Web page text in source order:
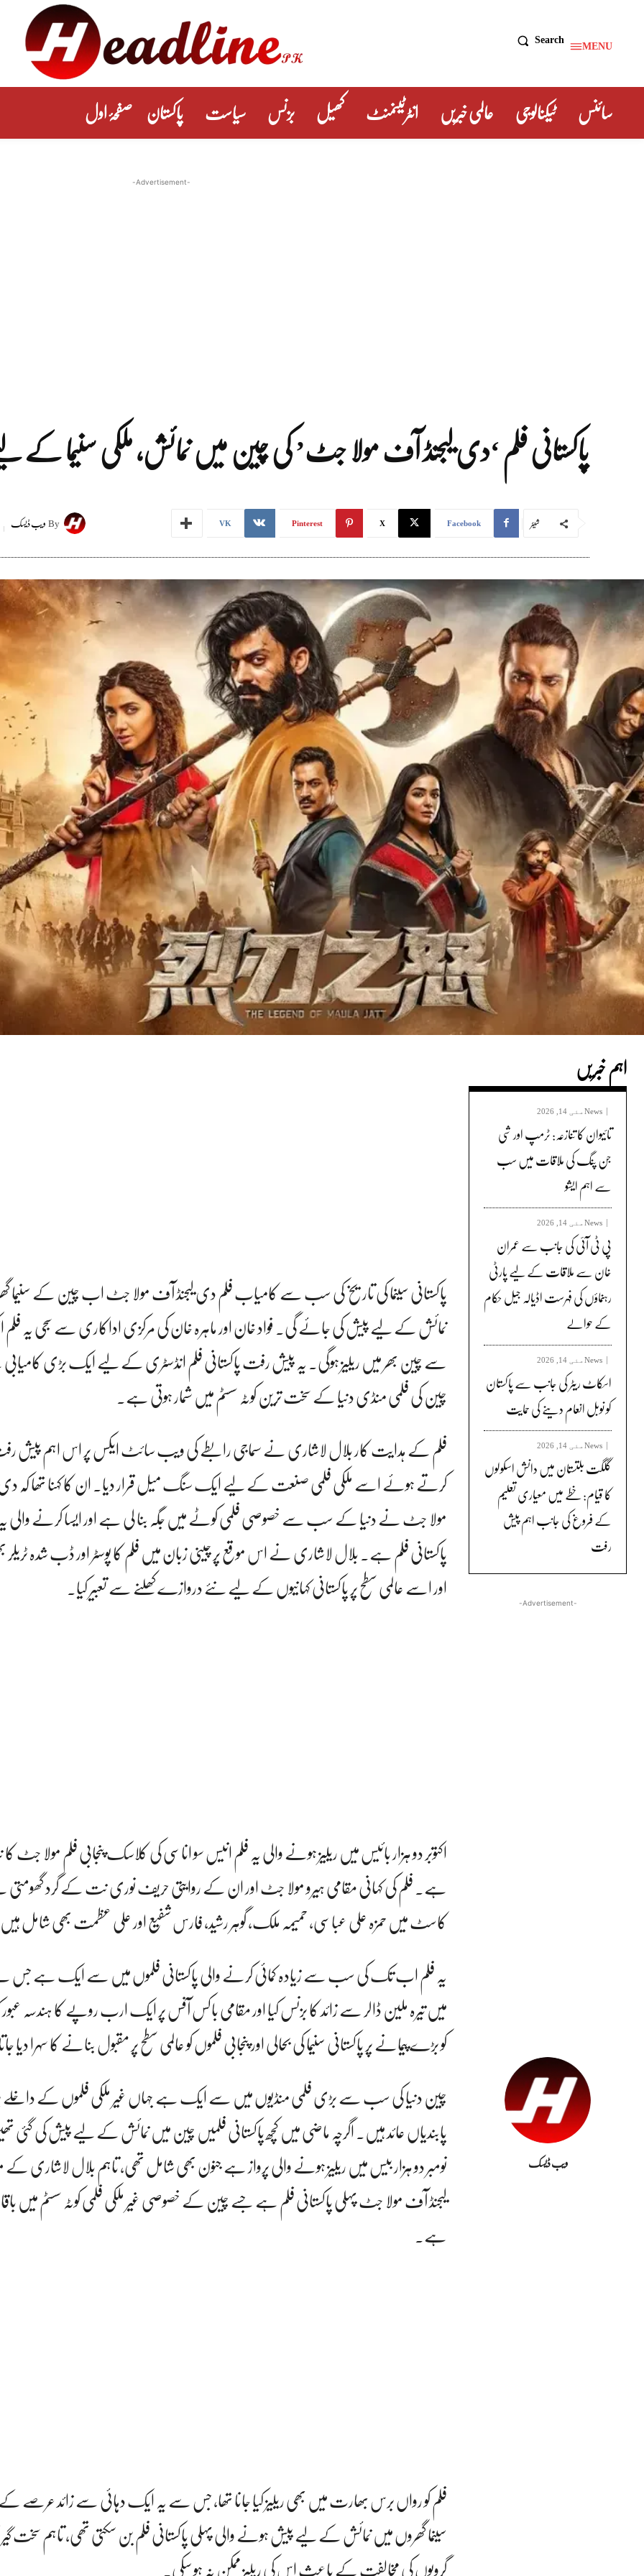
MENU
Search
سائنس ٹیکنالوجی عالمی خبریں انٹرٹینمنٹ کھیل بزنس سیاست پاکستان صفحۂ اول
-Advertisement-
پاکستانی فلم ‘دی لیجنڈ آف مولا جٹ’ کی چین میں نمائش، ملکی سنیما کے
Byویب ڈیسک شیئر Facebook
X
Pinterest
VK
پاکستانی سینما کی تاریخ کی سب سے کامیاب فلم دی لیجنڈ آف مولا جٹ اب چین کے سنیما
نمائش کے لیے پیش کی جائے گی۔ فواد خان اور ماہرہ خان کی مرکزی اداکاری سے سجی یہ
سے چین بھر میں ریلیز ہوگی۔ یہ پیش رفت پاکستانی فلم انڈسٹری کے لیے ایک بڑی
چین کی فلمی منڈی دنیا کے سخت ترین کوٹہ سسٹم میں شمار ہوتی ہے۔
فلم کے ہدایت کار بلال لاشاری نے سماجی رابطے کی ویب سائٹ ایکس پر اس اہم پیش
کرتے ہوئے اسے ملکی فلمی صنعت کے لیے ایک سنگ میل قرار دیا۔ ان کا کہنا تھا کہ
مولا جٹ نے دنیا کے سب سے خصوصی فلمی کوٹے میں جگہ بنا لی ہے اور ایسا کرنے والی
پاکستانی فلم ہے۔ بلال لاشاری نے اس موقع پر چینی زبان میں فلم کا پوسٹر اور ڈب شدہ ٹریلر
اور اسے عالمی سطح پر پاکستانی کہانیوں کے لیے نئے دروازے کھلنے سے تعبیر کیا۔
اکتوبر دو ہزار بائیس میں ریلیز ہونے والی یہ فلم انیس سو اناسی کی کلاسک پنجابی فلم مولا جٹ
ہے۔ فلم کی کہانی مقامی ہیرو مولا جٹ اور ان کے روایتی حریف نوری نت کے گرد
کاسٹ میں حمزہ علی عباسی، حمیمہ ملک، گوہر رشید، فارس شفیع اور علی عظمت بھی شامل
یہ فلم اب تک کی سب سے زیادہ کمائی کرنے والی پاکستانی فلموں میں سے ایک ہے جس
میں تیرہ ملین ڈالر سے زائد کا بزنس کیا اور مقامی باکس آفس پر ایک ارب روپے کا ہندسہ
کو بڑے پیمانے پر پاکستانی سنیما کی بحالی اور پنجابی فلموں کو عالمی سطح پر مقبول بنانے کا سہرا
چین دنیا کی سب سے بڑی فلمی منڈیوں میں سے ایک ہے جہاں غیر ملکی فلموں کے
پابندیاں عائد ہیں۔ اگرچہ ماضی میں کچھ پاکستانی فلمیں چین میں نمائش کے لیے پیش کی
نومبر دو ہزار بیس میں ریلیز ہونے والی پرواز ہے جنون بھی شامل تھی، تاہم بلال لاشاری
لیجنڈ آف مولا جٹ پہلی پاکستانی فلم ہے جسے چین کے خصوصی غیر ملکی فلمی کوٹہ سسٹم میں
ہے۔
فلم کو رواں برس بھارت میں بھی ریلیز کیا جانا تھا، جس سے یہ ایک دہائی سے زائد عرصے
سینما گھروں میں نمائش کے لیے پیش ہونے والی پہلی پاکستانی فلم بن سکتی تھی، تاہم سخت
اہم خبریں
News مئی 14, 2026
تائیوان کا تنازعہ: ٹرمپ اور شی
جن پنگ کی ملاقات میں سب
سے اہم ایشو
News مئی 14, 2026
پی ٹی آئی کی جانب سے عمران
خان سے ملاقات کے لیے پارٹی
رہنماؤں کی فہرست اڈیالہ جیل حکام
کے حوالے
News مئی 14, 2026
اسکاٹ ریٹر کی جانب سے پاکستان
کو نوبل انعام دینے کی حمایت
News مئی 14, 2026
گلگت بلتستان میں دانش اسکولوں
کا قیام: خطے میں معیاری تعلیم
کے فروغ کی جانب اہم پیش
رفت
-Advertisement-
ویب ڈیسک